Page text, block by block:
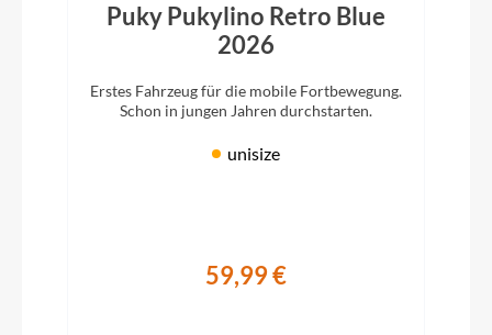
Puky Pukylino Retro Blue
2026
Erstes Fahrzeug für die mobile Fortbewegung.
Schon in jungen Jahren durchstarten.
unisize
59,99 €